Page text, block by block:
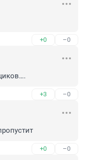
+0 –0
+3 –0
+0 –0